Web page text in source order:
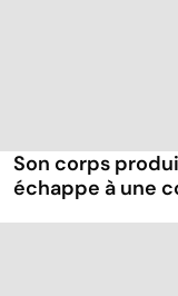
Son corps
échappe à une